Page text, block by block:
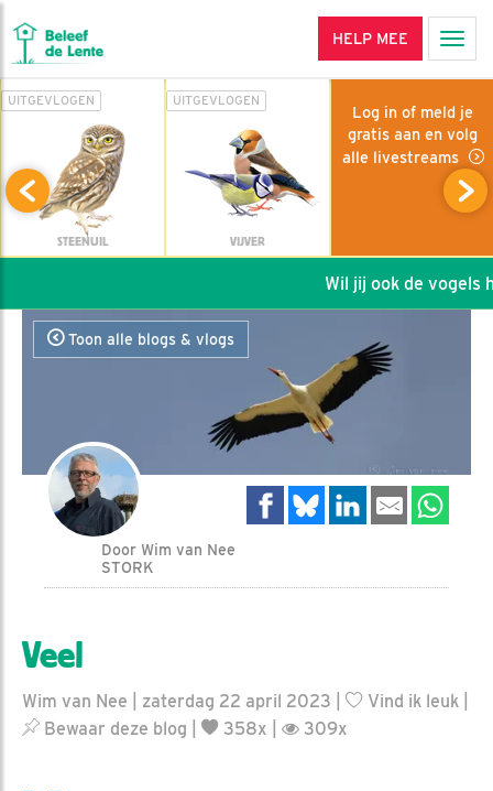
HELP MEE
UITGEVLOGEN
STEENUIL
UITGEVLOGEN
VIJVER
Log in of meld je
gratis aan en volg
alle livestreams
Wil jij ook de vogels
Toon alle blogs & vlogs
Door Wim van Nee
STORK
Veel
Wim van Nee | zaterdag 22 april 2023 | Vind ik leuk
Bewaar deze blog
358x | 309x